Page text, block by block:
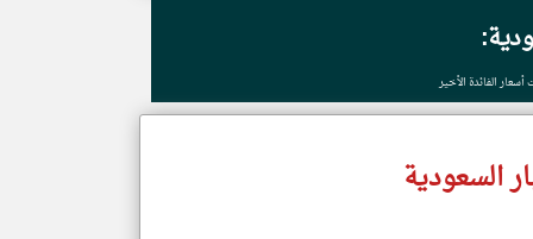
الفائدة الأخير
السعودية